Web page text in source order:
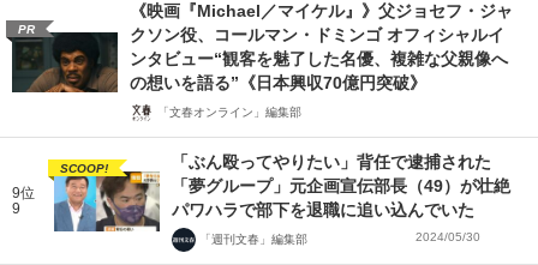
PR
《映画『Michael／マイケル』》父ジョセフ・ジャ
クソン役、コールマン・ドミンゴ オフィシャルイ
ンタビュー“観客を魅了した名優、複雑な父親像へ
の想いを語る”《日本興収70億円突破》
「文春オンライン」編集部
9位
9
SCOOP!
「ぶん殴ってやりたい」背任で逮捕された
「夢グループ」元企画宣伝部長（49）が壮絶
パワハラで部下を退職に追い込んでいた
「週刊文春」編集部 2024/05/30